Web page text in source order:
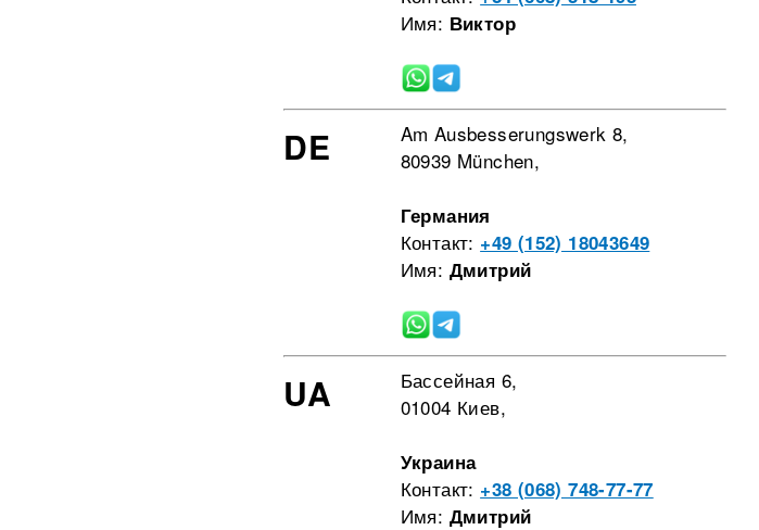
Имя: Виктор
DE
Am Ausbesserungswerk 8,
80939 München,
Германия
Контакт: +49 (152) 18043649
Имя: Дмитрий
UA
Бассейная 6,
01004 Киев,
Украина
Контакт: +38 (068) 748-77-77
Имя: Дмитрий